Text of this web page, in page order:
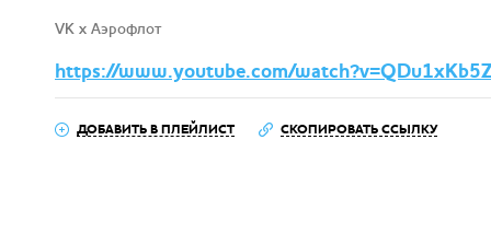
VK x Аэрофлот
https://www.youtube.com/
ДОБАВИТЬ В ПЛЕЙЛИСТ СКОПИРОВАТЬ ССЫЛКУ